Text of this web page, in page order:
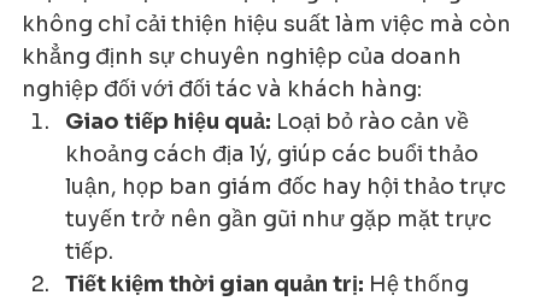
không chỉ cải thiện hiệu suất làm việc mà còn
khẳng định sự chuyên nghiệp của doanh
nghiệp đối với đối tác và khách hàng:
Giao tiếp hiệu quả: Loại bỏ rào cản về
khoảng cách địa lý, giúp các buổi thảo
luận, họp ban giám đốc hay hội thảo trực
tuyến trở nên gần gũi như gặp mặt trực
tiếp.
Tiết kiệm thời gian quản trị: Hệ thống